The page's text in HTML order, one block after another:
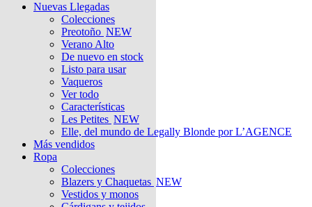
Nuevas Llegadas
Colecciones
Preotoño NEW
Verano Alto
De nuevo en stock
Listo para usar
Vaqueros
Ver todo
Características
Les Petites NEW
Elle, del mundo de Legally Blonde por L’AGENCE
Más vendidos
Ropa
Colecciones
Blazers y Chaquetas NEW
Vestidos y monos